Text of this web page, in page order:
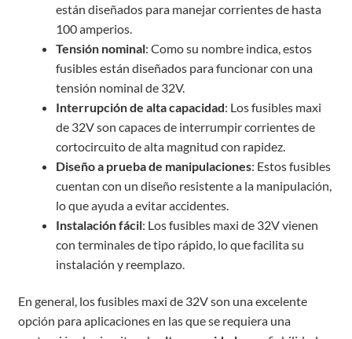
están diseñados para manejar corrientes de hasta
100 amperios.
Tensión nominal: Como su nombre indica, estos
fusibles están diseñados para funcionar con una
tensión nominal de 32V.
Interrupción de alta capacidad: Los fusibles maxi
de 32V son capaces de interrumpir corrientes de
cortocircuito de alta magnitud con rapidez.
Diseño a prueba de manipulaciones: Estos fusibles
cuentan con un diseño resistente a la manipulación,
lo que ayuda a evitar accidentes.
Instalación fácil: Los fusibles maxi de 32V vienen
con terminales de tipo rápido, lo que facilita su
instalación y reemplazo.
En general, los fusibles maxi de 32V son una excelente
opción para aplicaciones en las que se requiera una